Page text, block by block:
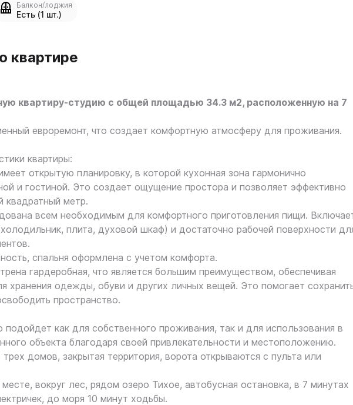
Балкон/лоджия
Есть (1 шт.)
квартире
квартиру-студию с общей площадью 34.3 м2, расположенную на 7
евроремонт, что создает комфортную атмосферу для проживания.
квартиры:
открытую планировку, в которой кухонная зона гармонично
и гостиной. Это создает ощущение простора и позволяет эффективно
квадратный метр.
всем необходимым для комфортного приготовления пищи.
плита, духовой шкаф) и достаточно рабочей поверхности
спальня оформлена с учетом комфорта.
гардеробная, что является большим преимуществом, обеспечивая
хранения одежды, обуви и других личных вещей. Это помогает
пространство.
подойдет как для собственного проживания, так и для использования в
объекта благодаря своей привлекательности и местоположению.
домов, закрытая территория, ворота открываются с пульта или
вокруг лес, рядом озеро Тихое, автобусная остановка, в 7 минутах
до моря 10 минут ходьбы.